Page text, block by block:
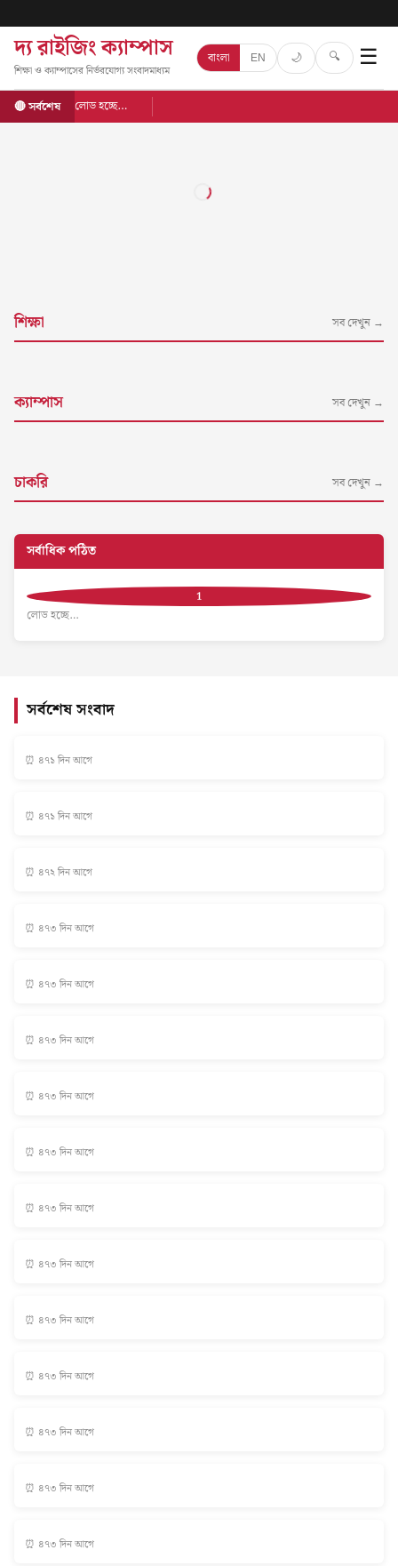
দ্য রাইজিং ক্যাম্পাস
শিক্ষা ও ক্যাম্পাসের নির্ভরযোগ্য সংবাদমাধ্যম
বাংলা EN 🌙 🔍 ☰
🔴 সর্বশেষ লোড হচ্ছে…
শিক্ষা সব দেখুন →
ক্যাম্পাস সব দেখুন →
চাকরি সব দেখুন →
সর্বাধিক পঠিত
লোড হচ্ছে…
সর্বশেষ সংবাদ
⏰ ৪৭১ দিন আগে
⏰ ৪৭১ দিন আগে
⏰ ৪৭২ দিন আগে
⏰ ৪৭৩ দিন আগে
⏰ ৪৭৩ দিন আগে
⏰ ৪৭৩ দিন আগে
⏰ ৪৭৩ দিন আগে
⏰ ৪৭৩ দিন আগে
⏰ ৪৭৩ দিন আগে
⏰ ৪৭৩ দিন আগে
⏰ ৪৭৩ দিন আগে
⏰ ৪৭৩ দিন আগে
⏰ ৪৭৩ দিন আগে
⏰ ৪৭৩ দিন আগে
⏰ ৪৭৩ দিন আগে